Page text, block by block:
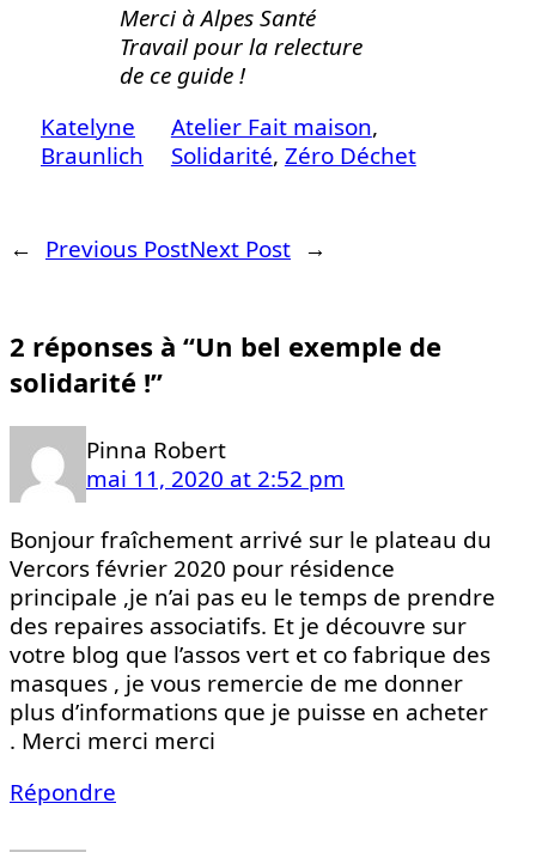
Merci à Alpes Santé
Travail pour la relecture
de ce guide !
Katelyne
Braunlich
Atelier Fait maison
Solidarité, Zéro Déchet
← Previous PostNext Post →
2 réponses à “Un bel exemple de
solidarité !”
Pinna Robert
mai 11, 2020 at 2:52 pm
Bonjour fraîchement arrivé sur le plateau du
Vercors février 2020 pour résidence
principale ,je n’ai pas eu le temps de prendre
des repaires associatifs. Et je découvre sur
votre blog que l’assos vert et co fabrique des
masques , je vous remercie de me donner
plus d’informations que je puisse en acheter
. Merci merci merci
Répondre